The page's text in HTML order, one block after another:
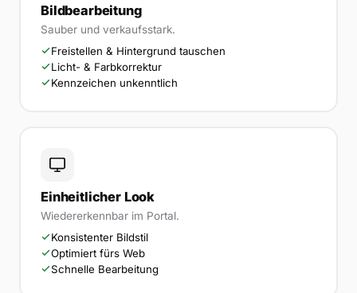
Bildbearbeitung
Sauber und verkaufsstark.
Freistellen & Hintergrund tauschen
Licht- & Farbkorrektur
Kennzeichen unkenntlich
Einheitlicher Look
Wiedererkennbar im Portal.
Konsistenter Bildstil
Optimiert fürs Web
Schnelle Bearbeitung